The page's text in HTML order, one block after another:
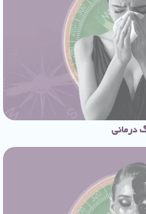
درمانی